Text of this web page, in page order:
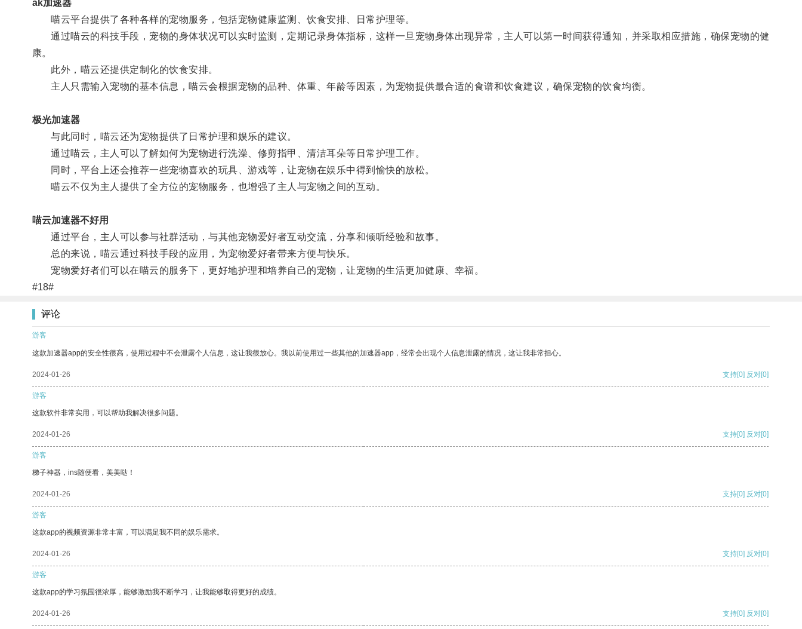
ak加速器
喵云平台提供了各种各样的宠物服务，包括宠物健康监测、饮食安排、日常护理等。
通过喵云的科技手段，宠物的身体状况可以实时监测，定期记录身体指标，这样一旦宠物身体出现异常，主人可以第一时间获得通知，并采取相应措施，确保宠物的健
康。
此外，喵云还提供定制化的饮食安排。
主人只需输入宠物的基本信息，喵云会根据宠物的品种、体重、年龄等因素，为宠物提供最合适的食谱和饮食建议，确保宠物的饮食均衡。
极光加速器
与此同时，喵云还为宠物提供了日常护理和娱乐的建议。
通过喵云，主人可以了解如何为宠物进行洗澡、修剪指甲、清洁耳朵等日常护理工作。
同时，平台上还会推荐一些宠物喜欢的玩具、游戏等，让宠物在娱乐中得到愉快的放松。
喵云不仅为主人提供了全方位的宠物服务，也增强了主人与宠物之间的互动。
喵云加速器不好用
通过平台，主人可以参与社群活动，与其他宠物爱好者互动交流，分享和倾听经验和故事。
总的来说，喵云通过科技手段的应用，为宠物爱好者带来方便与快乐。
宠物爱好者们可以在喵云的服务下，更好地护理和培养自己的宠物，让宠物的生活更加健康、幸福。
#18#
评论
游客
这款加速器app的安全性很高，使用过程中不会泄露个人信息，这让我很放心。我以前使用过一些其他的加速器app，经常会出现个人信息泄露的情况，这让我非常担心。
2024-01-26 支持[0] 反对[0]
游客
这款软件非常实用，可以帮助我解决很多问题。
2024-01-26 支持[0] 反对[0]
游客
梯子神器，ins随便看，美美哒！
2024-01-26 支持[0] 反对[0]
游客
这款app的视频资源非常丰富，可以满足我不同的娱乐需求。
2024-01-26 支持[0] 反对[0]
游客
这款app的学习氛围很浓厚，能够激励我不断学习，让我能够取得更好的成绩。
2024-01-26 支持[0] 反对[0]